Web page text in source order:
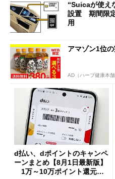
“Suicaが使え
設置 期間限
用
アマゾン1位
AD（ハーブ健康本舗
d払い、dポイントのキャンペ
ーンまとめ【8月1日最新版】
1万～10万ポイント還元の